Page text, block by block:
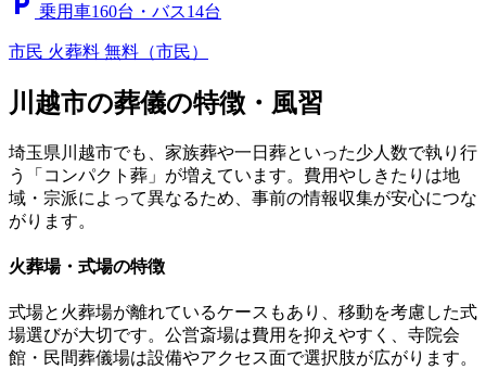
乗用車160台・バス14台
市民 火葬料 無料（市民）
川越市の葬儀の特徴・風習
埼玉県川越市でも、家族葬や一日葬といった少人数で執り行
う「コンパクト葬」が増えています。費用やしきたりは地
域・宗派によって異なるため、事前の情報収集が安心につな
がります。
火葬場・式場の特徴
式場と火葬場が離れているケースもあり、移動を考慮した式
場選びが大切です。公営斎場は費用を抑えやすく、寺院会
館・民間葬儀場は設備やアクセス面で選択肢が広がります。